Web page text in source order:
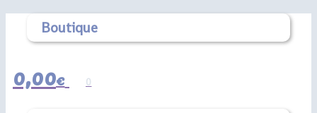
Boutique
0,00€ 0